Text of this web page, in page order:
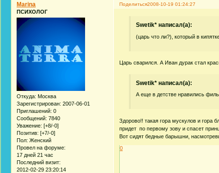
Поделиться2008-10-19 01:24:27
Marina
ПСИХОЛОГ
Откуда: Москва
Зарегистрирован: 2007-06-01
Приглашений: 0
Сообщений: 7840
Уважение: [+8/-0]
Позитив: [+7/-0]
Пол: Женский
Провел на форуме:
17 дней 21 час
Последний визит:
2012-02-29 23:20:14
Swetik* написал(а):
(царь что ли?), который в
Царь сварился. А Иван дурак стал
Swetik* написал(а):
А еще в детстве нравились
Здорово!! такая гора мускулов и гора
придет по первому зову и спасет
Вот сидят бедные барышни,
0